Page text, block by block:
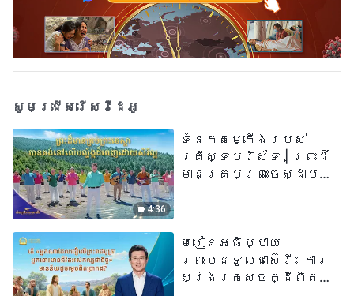
សូមជ្រើសរើសវីដេអូ
4:36
ទំនុកតម្កើង​របស់​
គ្រីស្ទបរិស័ទ​ | ព្រះដ៏
មានគ្រប់ព្រះចេស្ដាបាន
មេរៀនអធិប្បាយ
ព្រះបន្ទូលជាស៊េរី៖ ការ
ស្វែងរកសេចក្ដីពិតនៅ